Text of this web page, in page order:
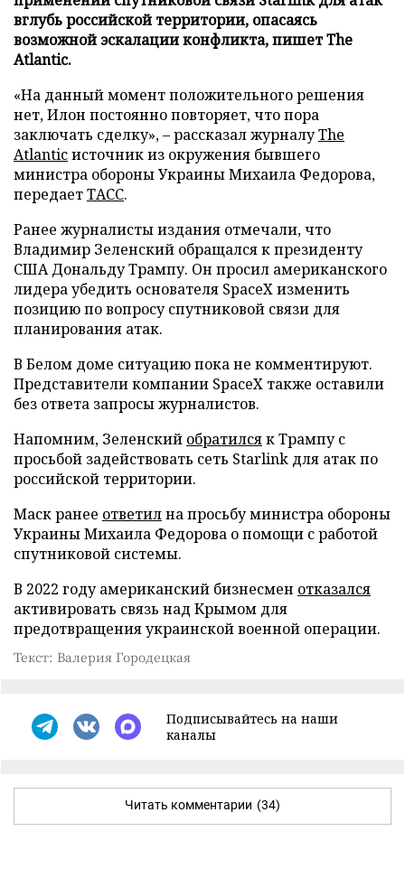
вглубь российской территории, опасаясь
возможной эскалации конфликта, пишет The
Atlantic.
«На данный момент положительного решения
нет, Илон постоянно повторяет, что пора
заключать сделку», – рассказал журналуThe
Atlanticисточник из окружения бывшего
министра обороны Украины Михаила Федорова,
передаетТАСС.
Ранее журналисты издания отмечали, что
Владимир Зеленский обращался к президенту
США Дональду Трампу. Он просил американского
лидера убедить основателя SpaceX изменить
позицию по вопросу спутниковой связи для
планирования атак.
В Белом доме ситуацию пока не комментируют.
Представители компании SpaceX также оставили
без ответа запросы журналистов.
Напомним, Зеленский обратилсяк Трампу с
просьбой задействовать сеть Starlink для атак по
российской территории.
Маск ранее ответилна просьбу министра обороны
Украины Михаила Федорова о помощи с работой
спутниковой системы.
В 2022 году американский бизнесмен отказался
активировать связь над Крымом для
предотвращения украинской военной операции.
Текст: Валерия Городецкая
Подписывайтесь на наши
каналы
Читать комментарии (34)